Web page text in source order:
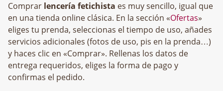
Comprar lencería fetichista es muy sencillo, igual que
en una tienda online clásica. En la sección «Ofertas»
eliges tu prenda, seleccionas el tiempo de uso, añades
servicios adicionales (fotos de uso, pis en la prenda…)
y haces clic en «Comprar». Rellenas los datos de
entrega requeridos, eliges la forma de pago y
confirmas el pedido.